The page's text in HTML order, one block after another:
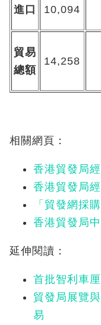
進口 10,094
貿易
總額
14,258
相關網頁：
香港貿發局
香港貿發局
「貿發網採購
香港貿發局
延伸閱讀：
首批智利車
貿發局展覽
易